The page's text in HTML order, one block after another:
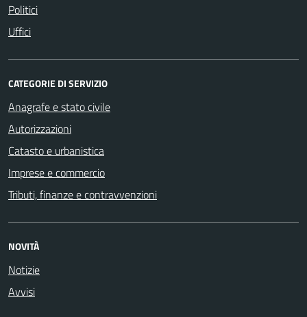
Politici
Uffici
CATEGORIE DI SERVIZIO
Anagrafe e stato civile
Autorizzazioni
Catasto e urbanistica
Imprese e commercio
Tributi, finanze e contravvenzioni
NOVITÀ
Notizie
Avvisi